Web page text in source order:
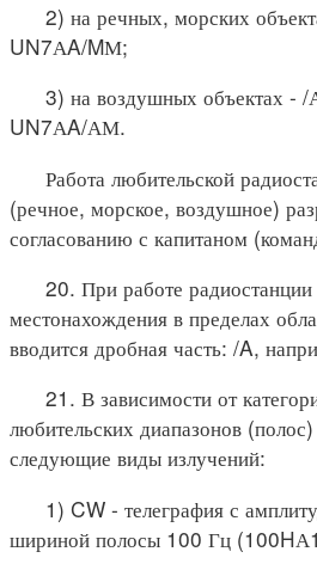
2) на речных, морских
UN7АA/MМ;
3) на воздушных объектах - /
UN7АA/АМ.
Работа любительской
(речное, морское, воздушное)
согласованию с капитаном
20. При работе радиостанции
местонахождения в пределах
вводится дробная часть: /A,
21. В зависимости от
любительских диапазонов
следующие виды излучений:
1) CW - телеграфия с
шириной полосы 100 Гц